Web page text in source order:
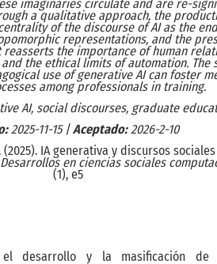
imaginaries circulate and are re-
a qualitative approach, the
of the discourse of AI as the
representations, and the
the importance of human
the ethical limits of automation. The
use of generative AI can foster
among professionals in training.
AI, social discourses, graduate
2025-11-15 |Aceptado:2026-2-10
(2025). IA generativa y discursos
Desarrollos en ciencias sociales
(1), e5
desarrollo y la masificación de